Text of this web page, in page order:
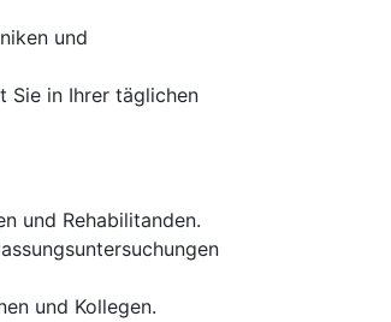
und
Sie in Ihrer täglichen
und Rehabilitanden.
und Kollegen.